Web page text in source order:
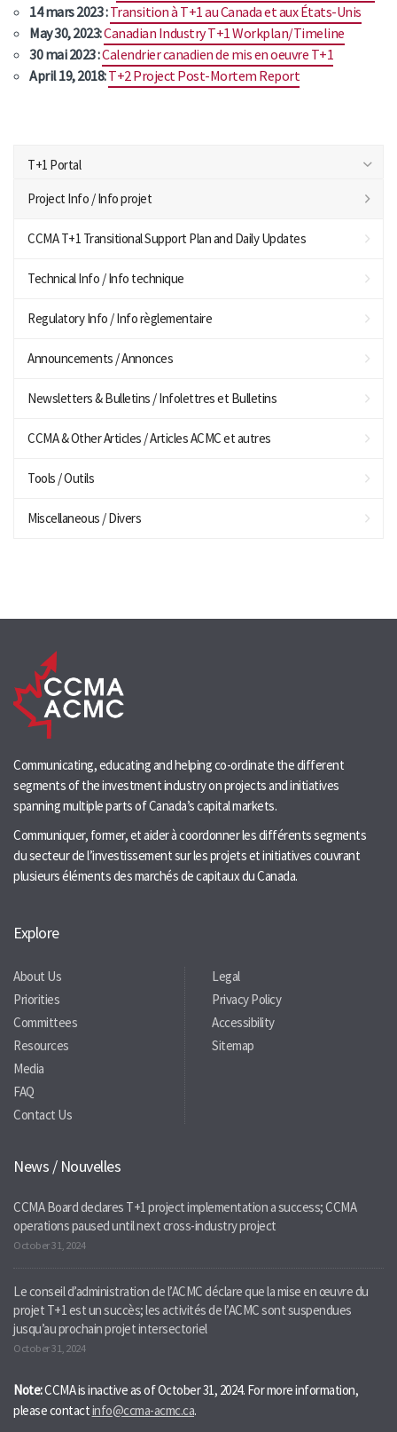
14 mars 2023 : Transition à T+1 au Canada et aux États-Unis
May 30, 2023:Canadian Industry T+1 Workplan/Timeline
30 mai 2023 :Calendrier canadien de mis en oeuvre T+1
April 19, 2018:T+2 Project Post-Mortem Report
T+1 Portal
Project Info / Info projet
CCMA T+1 Transitional Support Plan and Daily Updates
Technical Info / Info technique
Regulatory Info / Info règlementaire
Announcements / Annonces
Newsletters & Bulletins / Infolettres et Bulletins
CCMA & Other Articles / Articles ACMC et autres
Tools / Outils
Miscellaneous / Divers
Communicating, educating and helping co-ordinate the different
segments of the investment industry on projects and initiatives
spanning multiple parts of Canada’s capital markets.
Communiquer, former, et aider à coordonner les différents segments
du secteur de l’investissement sur les projets et initiatives couvrant
plusieurs éléments des marchés de capitaux du Canada.
Explore
About Us
Priorities
Committees
Resources
Media
FAQ
Contact Us
Legal
Privacy Policy
Accessibility
Sitemap
News / Nouvelles
CCMA Board declares T+1 project implementation a success; CCMA
operations paused until next cross-industry project
October 31, 2024
Le conseil d’administration de l’ACMC déclare que la mise en œuvre du
projet T+1 est un succès; les activités de l’ACMC sont suspendues
jusqu’au prochain projet intersectoriel
October 31, 2024
Note:CCMA is inactive as of October 31, 2024. For more information,
please contactinfo@ccma-acmc.ca.